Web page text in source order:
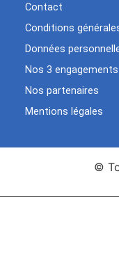
Contact
Conditions
Données
Nos 3 engagements
Nos partenaires
Mentions légales
©